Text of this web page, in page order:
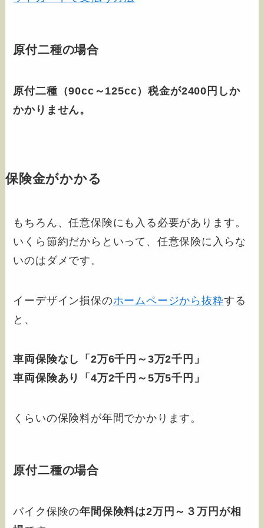
原付二種の場合
原付二種（90cc～125cc）税金が2400円しか
かかりません。
保険金がかかる
もちろん、任意保険にも入る必要があります。
いくら節約だからといって、任意保険に入らな
いのはダメです。
イーデザイン損保のホームページから抜粋する
と、
車両保険なし「2万6千円～3万2千円」
車両保険あり「4万2千円～5万5千円」
くらいの保険料が年間でかかります。
原付二種の場合
バイク保険の年間保険料は2万円～３万円が相